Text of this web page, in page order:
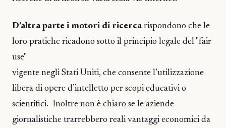
D’altra parte i motori di ricercarispondono che le
loro pratiche ricadono sotto il principio legale del "fair
use"
vigente negli Stati Uniti, che consente l’utilizzazione
libera di opere d’intelletto per scopi educativi o
scientifici. Inoltre non è chiaro se le aziende
giornalistiche trarrebbero reali vantaggi economici da